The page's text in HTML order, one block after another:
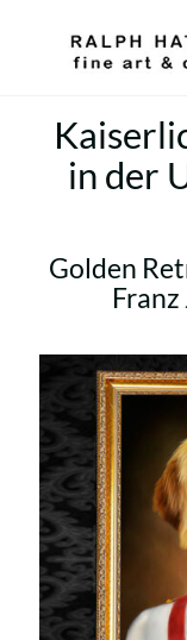
in der
Golden